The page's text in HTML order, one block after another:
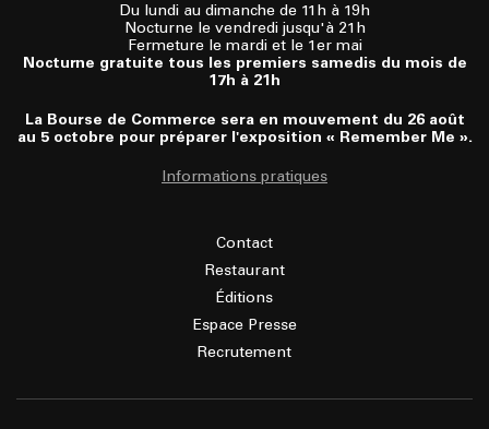
Du lundi au dimanche de 11h à 19h
Nocturne le vendredi jusqu'à 21h
Fermeture le mardi et le 1er mai
Nocturne gratuite tous les premiers samedis du mois de
17h à 21h
La Bourse de Commerce sera en mouvement du 26 août
au 5 octobre pour préparer l'exposition « Remember Me ».
Informations pratiques
Contact
Restaurant
Éditions
Espace Presse
Recrutement